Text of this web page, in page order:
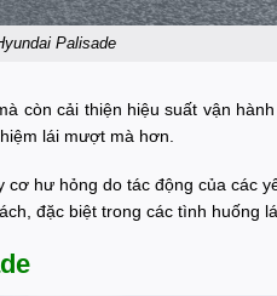
Palisade
còn cải thiện hiệu suất vận
lái mượt mà hơn.
hư hỏng do tác động của các
đặc biệt trong các tình huống